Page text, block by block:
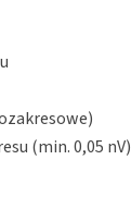
(min. 0,05 nV)